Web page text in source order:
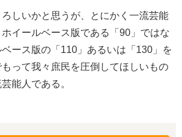
しいかと思うが、とにかく一流芸能
イールベース版である「90」ではな
ース版の「110」あるいは「130」を
って我々庶民を圧倒してほしいもの
能人である。